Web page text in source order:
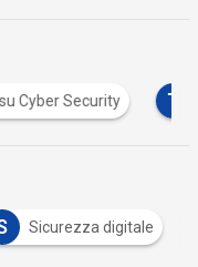
Security T
Sicurezza digitale